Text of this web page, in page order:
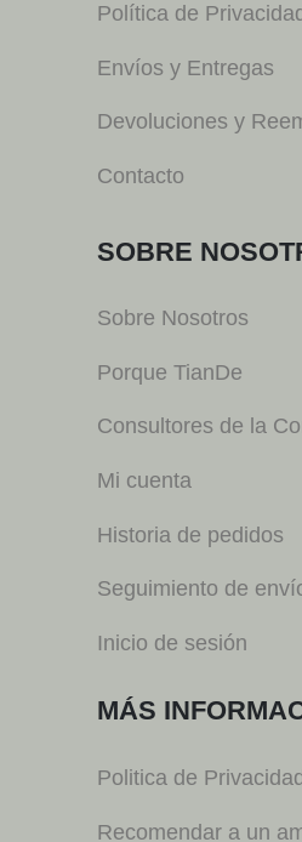
Política de Privacidad
Envíos y Entregas
Devoluciones y
Contacto
SOBRE
Sobre Nosotros
Porque TianDe
Consultores de la
Mi cuenta
Historia de pedidos
Seguimiento de
Inicio de sesión
MÁS
Politica de Privacidad
Recomendar a un